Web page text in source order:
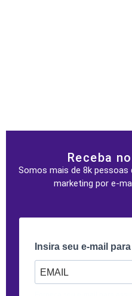
Receba
Somos mais de 8k pessoas
marketing por e-
Insira seu e-mail